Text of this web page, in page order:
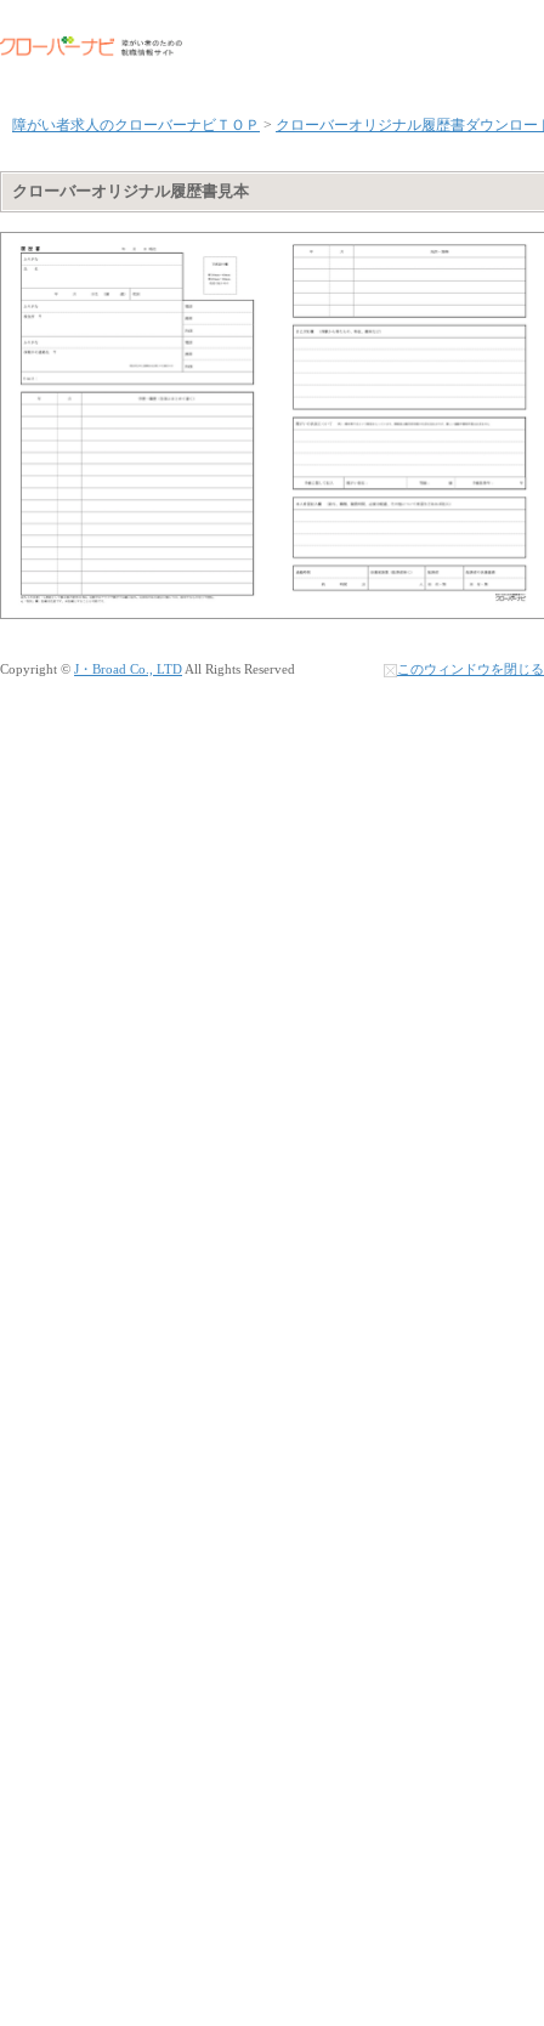
障がい者求人のクローバーナビＴＯＰ > クローバーオリジナル履歴書ダウンロー
クローバーオリジナル履歴書見本
Copyright © J・Broad Co., LTD All Rights Reserved このウィンドウを閉じる